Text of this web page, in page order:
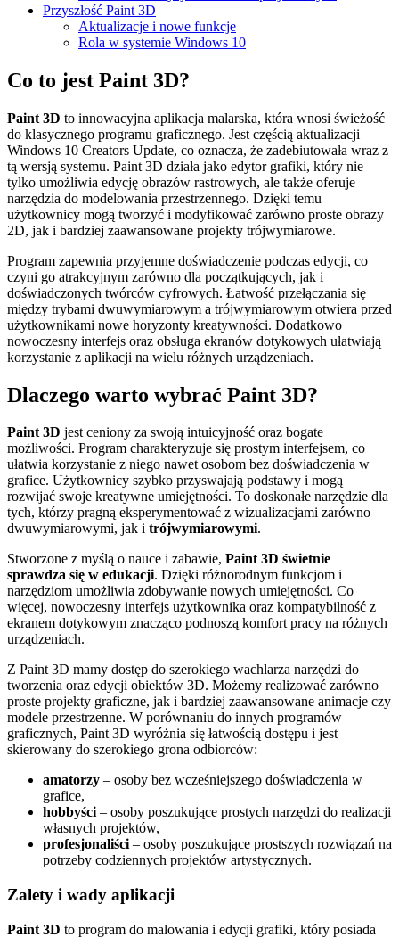
Przyszłość Paint 3D
Aktualizacje i nowe funkcje
Rola w systemie Windows 10
Co to jest Paint 3D?
Paint 3D to innowacyjna aplikacja malarska, która wnosi świeżość
do klasycznego programu graficznego. Jest częścią aktualizacji
Windows 10 Creators Update, co oznacza, że zadebiutowała wraz z
tą wersją systemu. Paint 3D działa jako edytor grafiki, który nie
tylko umożliwia edycję obrazów rastrowych, ale także oferuje
narzędzia do modelowania przestrzennego. Dzięki temu
użytkownicy mogą tworzyć i modyfikować zarówno proste obrazy
2D, jak i bardziej zaawansowane projekty trójwymiarowe.
Program zapewnia przyjemne doświadczenie podczas edycji, co
czyni go atrakcyjnym zarówno dla początkujących, jak i
doświadczonych twórców cyfrowych. Łatwość przełączania się
między trybami dwuwymiarowym a trójwymiarowym otwiera przed
użytkownikami nowe horyzonty kreatywności. Dodatkowo
nowoczesny interfejs oraz obsługa ekranów dotykowych ułatwiają
korzystanie z aplikacji na wielu różnych urządzeniach.
Dlaczego warto wybrać Paint 3D?
Paint 3D jest ceniony za swoją intuicyjność oraz bogate
możliwości. Program charakteryzuje się prostym interfejsem, co
ułatwia korzystanie z niego nawet osobom bez doświadczenia w
grafice. Użytkownicy szybko przyswajają podstawy i mogą
rozwijać swoje kreatywne umiejętności. To doskonałe narzędzie dla
tych, którzy pragną eksperymentować z wizualizacjami zarówno
dwuwymiarowymi, jak i trójwymiarowymi.
Stworzone z myślą o nauce i zabawie, Paint 3D świetnie
sprawdza się w edukacji. Dzięki różnorodnym funkcjom i
narzędziom umożliwia zdobywanie nowych umiejętności. Co
więcej, nowoczesny interfejs użytkownika oraz kompatybilność z
ekranem dotykowym znacząco podnoszą komfort pracy na różnych
urządzeniach.
Z Paint 3D mamy dostęp do szerokiego wachlarza narzędzi do
tworzenia oraz edycji obiektów 3D. Możemy realizować zarówno
proste projekty graficzne, jak i bardziej zaawansowane animacje czy
modele przestrzenne. W porównaniu do innych programów
graficznych, Paint 3D wyróżnia się łatwością dostępu i jest
skierowany do szerokiego grona odbiorców:
amatorzy – osoby bez wcześniejszego doświadczenia w
grafice,
hobbyści– osoby poszukujące prostych narzędzi do realizacji
własnych projektów,
profesjonaliści– osoby poszukujące prostszych rozwiązań na
potrzeby codziennych projektów artystycznych.
Zalety i wady aplikacji
Paint 3D to program do malowania i edycji grafiki, który posiada